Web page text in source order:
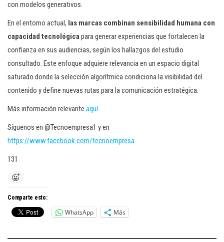
con modelos generativos.
En el entorno actual, las marcas combinan sensibilidad humana con
capacidad tecnológicapara generar experiencias que fortalecen la
confianza en sus audiencias, según los hallazgos del estudio
consultado. Este enfoque adquiere relevancia en un espacio digital
saturado donde la selección algorítmica condiciona la visibilidad del
contenido y define nuevas rutas para la comunicación estratégica.
Más información relevante aquí.
Síguenos en @Tecnoempresa1 y en
https://www.facebook.com/tecnoempresa
131
Comparte esto:
WhatsApp Más